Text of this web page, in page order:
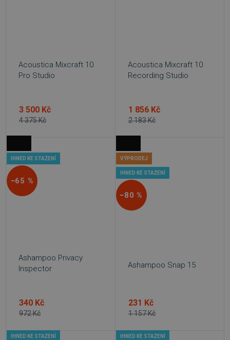
Acoustica Mixcraft 10
Pro Studio
4 375 Kč
3 500 Kč
Acoustica Mixcraft 10
Recording Studio
2 183 Kč
1 856 Kč
IHNED KE STAŽENÍ
−65 %
Ashampoo Privacy
Inspector
972 Kč
340 Kč
VÝPRODEJ
IHNED KE STAŽENÍ
−80 %
Ashampoo Snap 15
1 157 Kč
231 Kč
IHNED KE STAŽENÍ IHNED KE STAŽENÍ